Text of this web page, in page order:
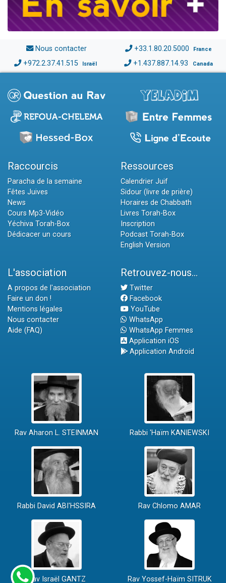
Nous contacter +33.1.80.20.5000 France
+972.2.37.41.515 Israël +1.437.887.14.93 Canada
Raccourcis
Paracha de la semaine
Fêtes Juives
News
Cours Mp3-Vidéo
Yéchiva Torah-Box
Dédicacer un cours
Ressources
Calendrier Juif
Sidour (livre de prière)
Horaires de Chabbath
Livres Torah-Box
Inscription
Podcast Torah-Box
English Version
L'association
A propos de l'association
Faire un don !
Mentions légales
Nous contacter
Aide (FAQ)
Retrouvez-nous...
Twitter
Facebook
YouTube
WhatsApp
WhatsApp Femmes
Application iOS
Application Android
Rav Aharon L. STEINMAN Rabbi 'Haïm KANIEWSKI
Rabbi David ABI'HSSIRA Rav Chlomo AMAR
Rav Israël GANTZ Rav Yossef-Haïm SITRUK